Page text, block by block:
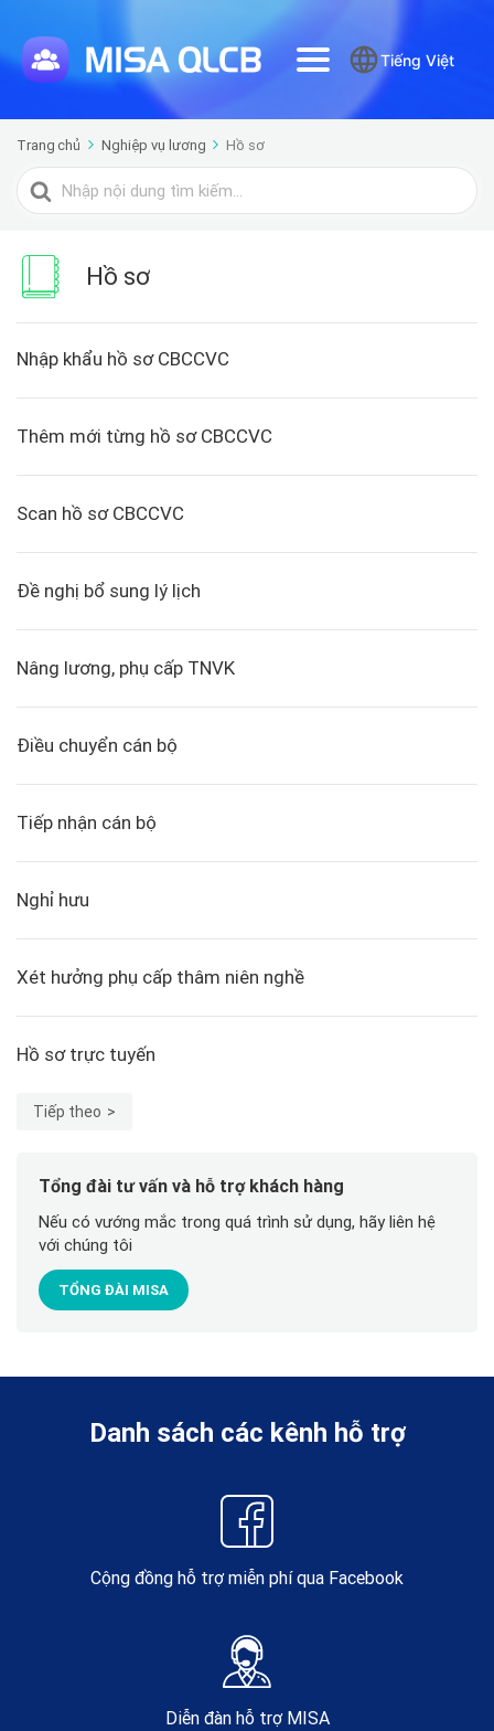
Tiếng Việt
Trang chủ Nghiệp vụ lương Hồ sơ
Tìm
kiếm
Hồ sơ
Nhập khẩu hồ sơ CBCCVC
Thêm mới từng hồ sơ CBCCVC
Scan hồ sơ CBCCVC
Đề nghị bổ sung lý lịch
Nâng lương, phụ cấp TNVK
Điều chuyển cán bộ
Tiếp nhận cán bộ
Nghỉ hưu
Xét hưởng phụ cấp thâm niên nghề
Hồ sơ trực tuyến
Tiếp theo
Tổng đài tư vấn và hỗ trợ khách hàng
Nếu có vướng mắc trong quá trình sử dụng, hãy liên hệ
với chúng tôi
TỔNG ĐÀI MISA
Danh sách các kênh hỗ trợ
Cộng đồng hỗ trợ miễn phí qua Facebook
Diễn đàn hỗ trợ MISA